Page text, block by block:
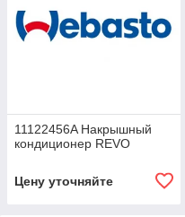
11122456A Накрышный
кондиционер REVO
Цену уточняйте